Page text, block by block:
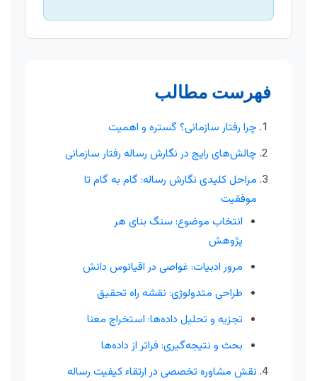
فهرست مطالب
چرا رفتار سازمانی؟ گستره و اهمیت
چالش‌های رایج در نگارش رساله رفتار سازمانی
مراحل کلیدی نگارش رساله: گام به گام تا
موفقیت
انتخاب موضوع: سنگ بنای هر
پژوهش
مرور ادبیات: غواصی در اقیانوس دانش
طراحی متدولوژی: نقشه راه تحقیق
تجزیه و تحلیل داده‌ها: استخراج معنا
بحث و نتیجه‌گیری: فراتر از داده‌ها
نقش مشاوره تخصصی در ارتقاء کیفیت رساله